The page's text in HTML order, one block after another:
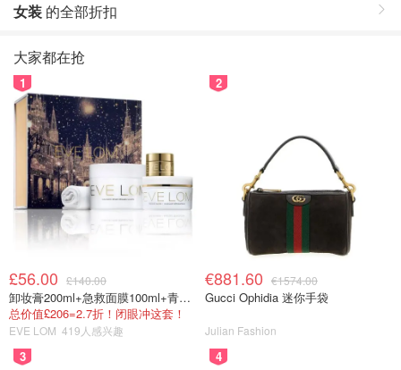
女装 的全部折扣
大家都在抢
1
£56.00 £140.00
卸妆膏200ml+急救面膜100ml+青春面霜15ml
总价值£206=2.7折！闭眼冲这套！
EVE LOM 419人感兴趣
2
€881.60 €1574.00
Gucci Ophidia 迷你手袋
Julian Fashion
3 4